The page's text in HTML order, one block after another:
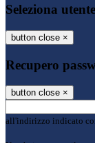
Seleziona utente
button close ×
Recupero
button close ×
all'indirizzo indicato